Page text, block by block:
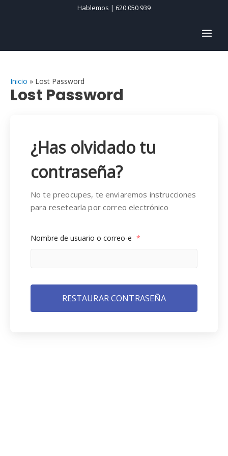
Hablemos | 620 050 939
MAIN
Inicio Lost Password
Lost Password
¿Has olvidado tu
contraseña?
No te preocupes, te enviaremos instrucciones
para resetearla por correo electrónico
Nombre de usuario o correo-e *